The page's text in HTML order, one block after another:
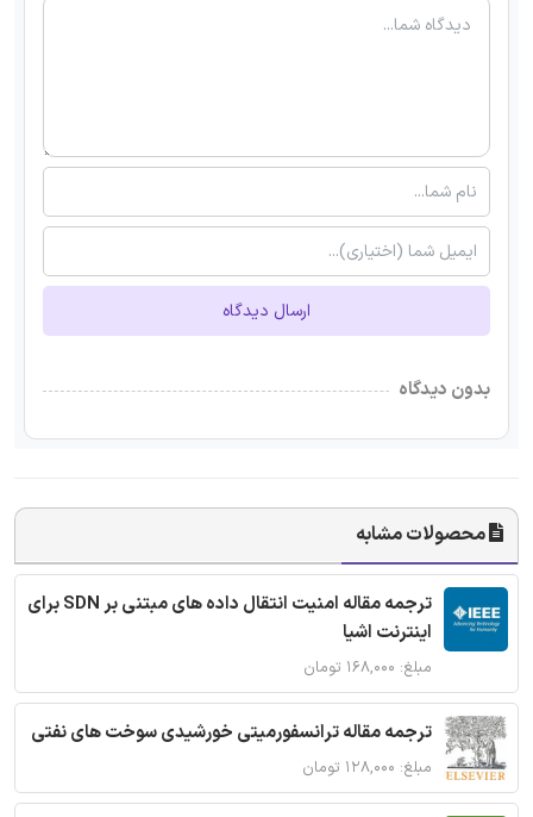
ارسال دیدگاه
بدون دیدگاه
محصولات مشابه
ترجمه مقاله امنیت انتقال داده های مبتنی بر SDN برای
اینترنت اشیا
مبلغ: ۱۶۸,۰۰۰ تومان
ترجمه مقاله ترانسفورمیتی خورشیدی سوخت های نفتی
مبلغ: ۱۲۸,۰۰۰ تومان